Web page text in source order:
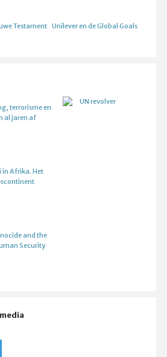
Testament Unilever en de Global Goals
terrorisme en
al jaren af
in Afrika. Het
and the
Security